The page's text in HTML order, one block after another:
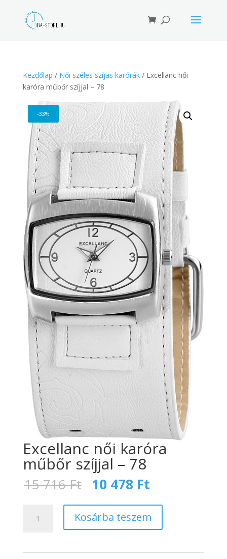
search
Kezdőlap / Női széles szíjas karórák/ Excellanc női
karóra műbőr szíjjal – 78
-33%
Excellanc női karóra
műbőr szíjjal – 78
15 716Ft Original
price
was:
15
716 Ft.
10 478 Ft
is:
10
478 Ft.
szíjjal
Kosárba teszem